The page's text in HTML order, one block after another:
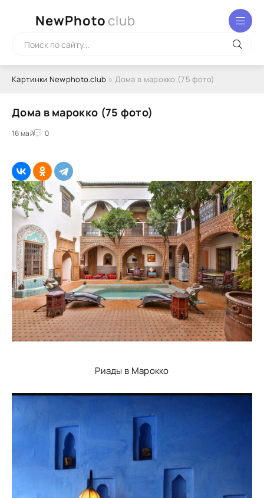
NewPhoto club
Картинки Newphoto.club » Дома в марокко (75 фото)
Дома в марокко (75 фото)
16 май 0
Риады в Марокко